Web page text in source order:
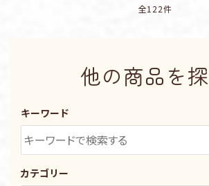
全122件
他の商品を
キーワード
カテゴリー